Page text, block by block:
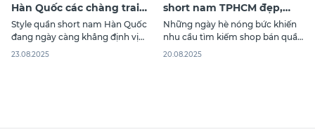
Hàn Quốc các chàng trai
ưa chuộng
Style quần short nam Hàn Quốc
đang ngày càng khẳng định vị
thế của mình trong làng thời
23.08.2025
short nam TPHCM đẹp,
chất lượng nhất
Những ngày hè nóng bức khiến
nhu cầu tìm kiếm shop bán quần
short nam TPHCM ngày càng
hoàn
20.08.2025